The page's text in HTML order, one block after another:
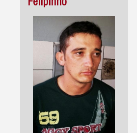
Felipinho